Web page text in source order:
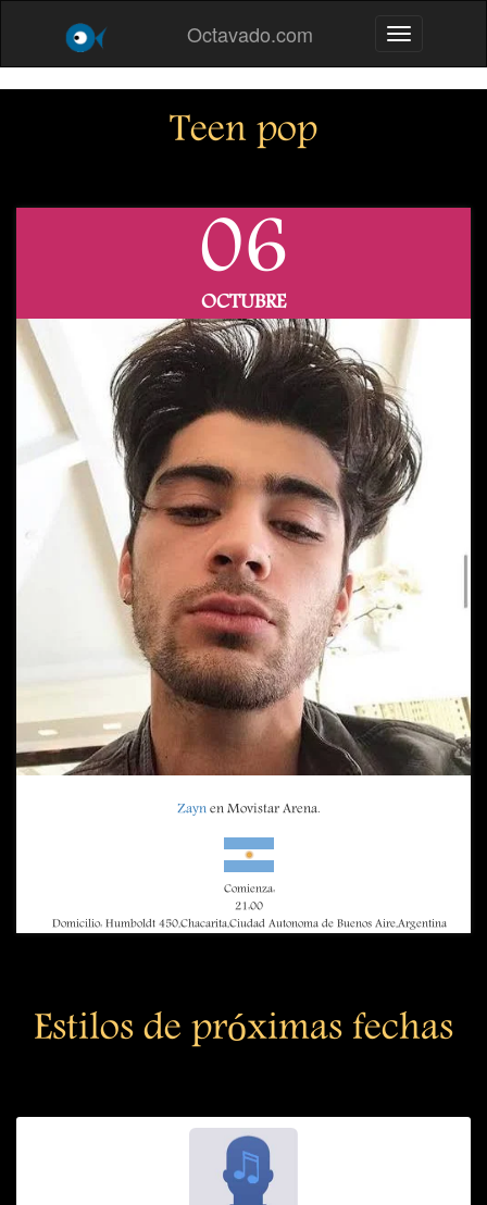
Octavado.com Toggle
Teen pop
06
OCTUBRE
Zaynen Movistar Arena.
Comienza:
21:00
Domicilio: Humboldt 450,Chacarita,Ciudad Autonoma de Buenos Aire,Argentina
Estilos de próximas fechas